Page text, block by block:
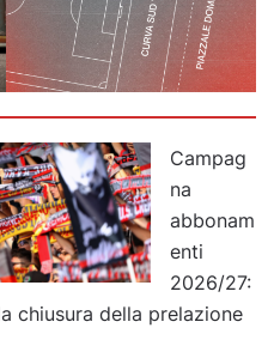
Campag
na
abbonam
enti
2026/27:
chiusura della prelazione